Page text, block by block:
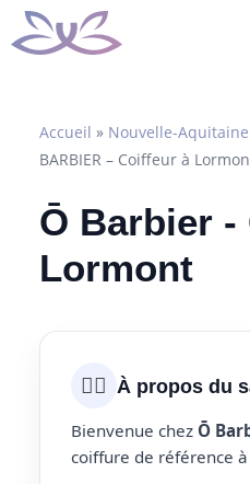
Aller
au
Accueil » Nouvelle-Aquitaine
BARBIER – Coiffeur à
Ō Barbier
Lormont
💇‍♀️ À propos du
Bienvenue chez Ō
coiffure de référence à